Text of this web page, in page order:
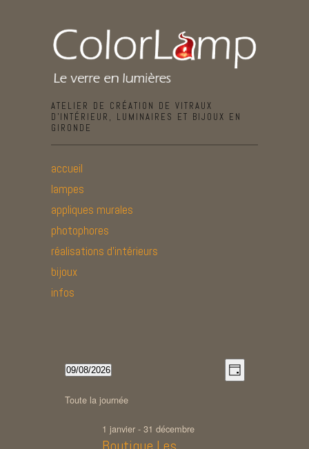
ATELIER DE CRÉATION DE VITRAUX
D’INTÉRIEUR, LUMINAIRES ET BIJOUX EN
GIRONDE
accueil
lampes
appliques murales
photophores
réalisations d’intérieurs
bijoux
infos
Évènements
for
Navigation
Navigation
de
Jour
09/08/2026
une
Toute la journée
1 janvier- 31 décembre